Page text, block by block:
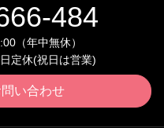
484
（年中無休）
定休(祝日は営業)
い合わせ